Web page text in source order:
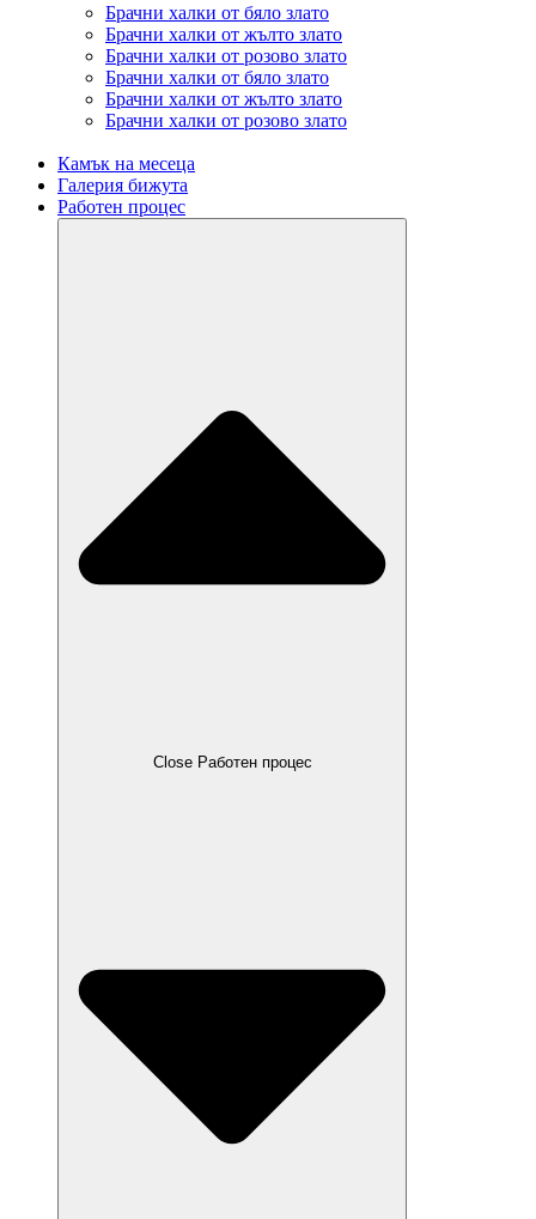
Брачни халки от бяло злато
Брачни халки от жълто злато
Брачни халки от розово злато
Брачни халки от бяло злато
Брачни халки от жълто злато
Брачни халки от розово злато
Камък на месеца
Галерия бижута
Работен процес
Close Работен процес